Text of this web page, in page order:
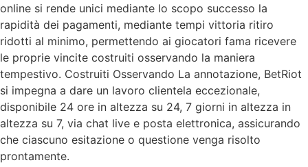
online si rende unici mediante lo scopo successo la
rapidità dei pagamenti, mediante tempi vittoria ritiro
ridotti al minimo, permettendo ai giocatori fama ricevere
le proprie vincite costruiti osservando la maniera
tempestivo. Costruiti Osservando La annotazione, BetRiot
si impegna a dare un lavoro clientela eccezionale,
disponibile 24 ore in altezza su 24, 7 giorni in altezza in
altezza su 7, via chat live e posta elettronica, assicurando
che ciascuno esitazione o questione venga risolto
prontamente.